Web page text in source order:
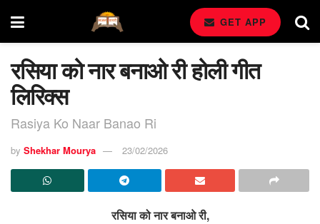
GET APP
रसिया को नार बनाओ री होली गीत
लिरिक्स
Rasiya Ko Naar Banao Ri
by Shekhar Mourya 23/02/2026
रसिया को नार बनाओ री,